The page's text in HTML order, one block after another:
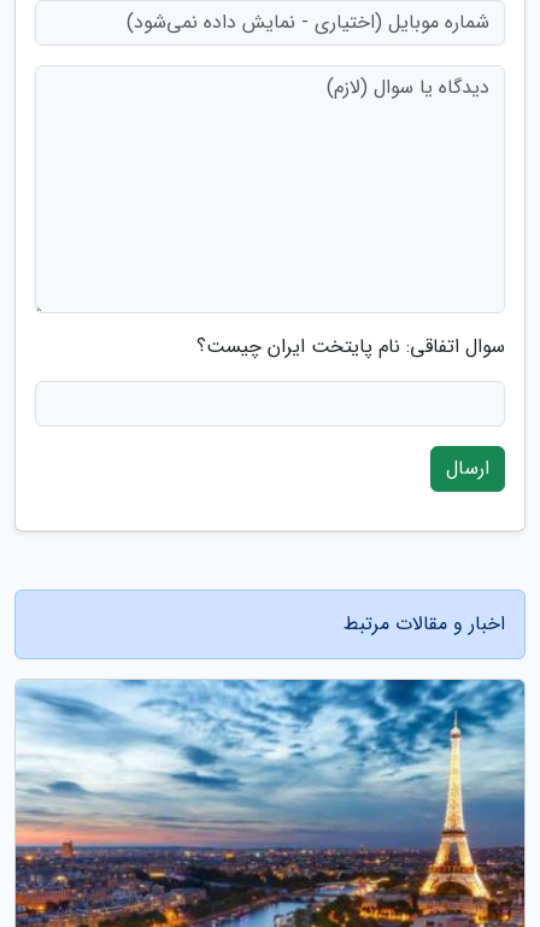
سوال اتفاقی: نام پایتخت ایران چیست؟
ارسال
اخبار و مقالات مرتبط